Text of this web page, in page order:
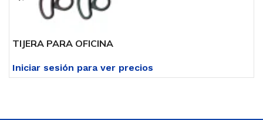
TIJERA PARA OFICINA
Iniciar sesión para ver precios